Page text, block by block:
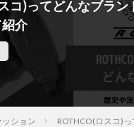
コ)ってどんなブラン
介
ッション ROTHCO(ロスコ)